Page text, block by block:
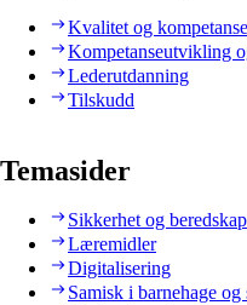
Kvalitet og kompetanse
Kompetanseutvikling
Lederutdanning
Tilskudd
Temasider
Sikkerhet og beredskap
Læremidler
Digitalisering
Samisk i barnehage og